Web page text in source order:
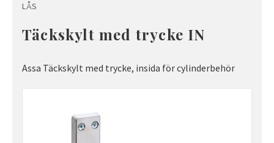
LÅS
Täckskylt med trycke IN
Assa Täckskylt med trycke, insida för cylinderbehör